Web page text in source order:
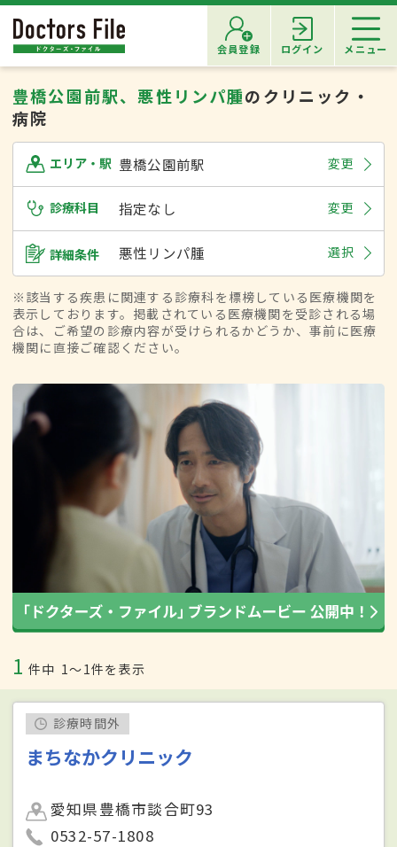
会員登録 ログイン メニュー
豊橋公園前駅、悪性リンパ腫のクリニック・
病院
エリア・駅 豊橋公園前駅 変更
診療科目 指定なし 変更
詳細条件 悪性リンパ腫 選択
※該当する疾患に関連する診療科を標榜している医療機関を
表示しております。掲載されている医療機関を受診される場
合は、ご希望の診療内容が受けられるかどうか、事前に医療
機関に直接ご確認ください。
1 件中 1〜1件を表示
診療時間外
まちなかクリニック
愛知県豊橋市談合町93
0532-57-1808